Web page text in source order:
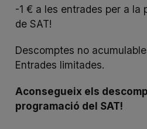
-1 € a les entrades per a la
de SAT!
Descomptes no
Entrades limitades.
Aconsegueix els
programació del SAT!